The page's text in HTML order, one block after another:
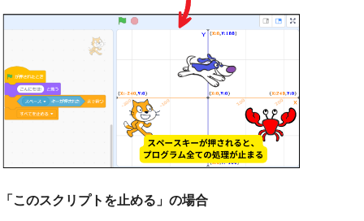
「このスクリプトを止める」の場合